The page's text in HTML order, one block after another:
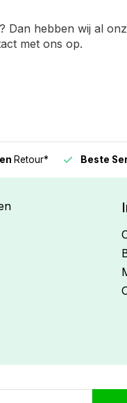
hebben wij al
met ons op.
Retour* Beste